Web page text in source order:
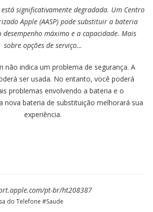
significativamente degradada. Um Centro
Apple (AASP) pode substituir a bateria
máximo e a capacidade. Mais
sobre opções de serviço…
não indica um problema de segurança. A
ser usada. No entanto, você poderá
problemas envolvendo a bateria e o
nova bateria de substituição melhorará sua
experiência.
pt-br/ht208387
do Telefone Saude